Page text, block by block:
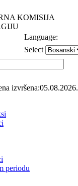
KOMISIJA
Language:
Select
izvršena:05.08.2026.
periodu